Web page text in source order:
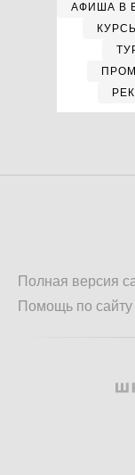
АФИША В
Полная версия
Помощь по сайту